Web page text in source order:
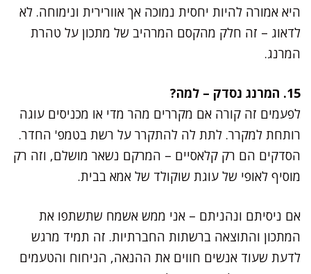
היא אמורה להיות יחסית נמוכה אך אוורירית ונימוחה. לא
לדאוג – זה חלק מהקסם המרהיב של מתכון על טהרת
המרנג.
15. המרנג נסדק – למה?
לפעמים זה קורה אם מקררים מהר מדי או מכניסים עוגה
רותחת למקרר. לתת לה להתקרר על רשת בטמפ' החדר.
הסדקים הם רק קלאסיים – המרקם נשאר מושלם, וזה רק
מוסיף לאופי של עוגת שוקולד של אמא בבית.
אם ניסיתם ונהניתם – אני ממש אשמח שתשתפו את
המתכון והתוצאה ברשתות החברתיות. זה תמיד מרגש
לדעת שעוד אנשים חווים את ההנאה, הניחוח והטעמים